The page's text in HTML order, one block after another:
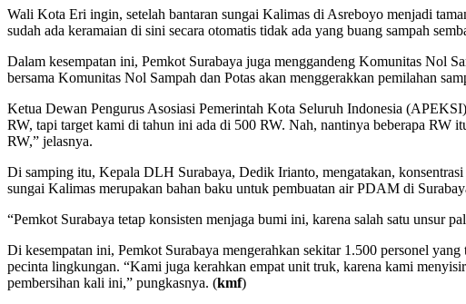
Wali Kota Eri ingin, setelah bantaran sungai Kalimas di Asreboyo menjadi
sudah ada keramaian di sini secara otomatis tidak ada yang buang sampah
Dalam kesempatan ini, Pemkot Surabaya juga menggandeng Komunitas Nol
bersama Komunitas Nol Sampah dan Potas akan menggerakkan pemilahan
Ketua Dewan Pengurus Asosiasi Pemerintah Kota Seluruh Indonesia
RW, tapi target kami di tahun ini ada di 500 RW. Nah, nantinya beberapa RW
RW,” jelasnya.
Di samping itu, Kepala DLH Surabaya, Dedik Irianto, mengatakan,
sungai Kalimas merupakan bahan baku untuk pembuatan air PDAM di
“Pemkot Surabaya tetap konsisten menjaga bumi ini, karena salah satu unsur
Di kesempatan ini, Pemkot Surabaya mengerahkan sekitar 1.500 personel
pecinta lingkungan. “Kami juga kerahkan empat unit truk, karena kami
pembersihan kali ini,” pungkasnya. (kmf)